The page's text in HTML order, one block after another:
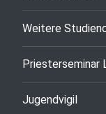
Weitere
Priesterseminar
Jugendvigil